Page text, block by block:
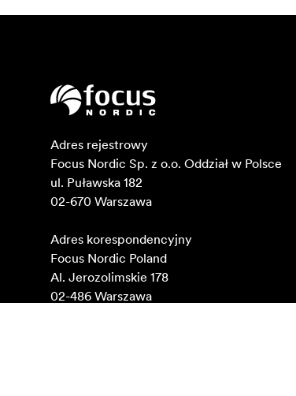
Adres rejestrowy
Focus Nordic Sp. z o.o. Oddział w Polsce
ul. Puławska 182
02-670 Warszawa
Adres korespondencyjny
Focus Nordic Poland
Al. Jerozolimskie 178
02-486 Warszawa